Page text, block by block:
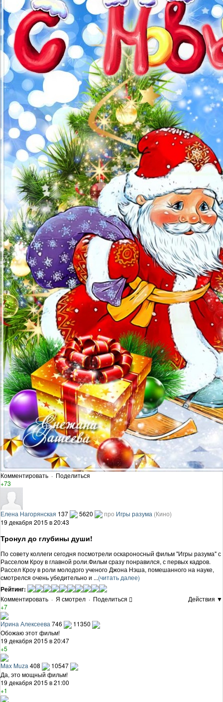
Комментировать · Поделиться
+73
Елена Нагорянская 137 5620 про Игры разума (Кино)
19 декабря 2015 в 20:43
Тронул до глубины души!
По совету коллеги сегодня посмотрели оскароносный фильм "Игры разума" с
Расселом Кроу в главной роли.Фильм сразу понравился, с первых кадров.
Рассел Кроу в роли молодого ученого Джона Нэша, помешанного на науке,
смотрелся очень убедительно и ...(читать далее)
Рейтинг:
Комментировать · Я смотрел · Поделиться
Действия ▼
+7
Ирина Алексеева 746
11350
Обожаю этот фильм!
19 декабря 2015 в 20:47
+5
Max Muza 408
10547
Да, это мощный фильм!
19 декабря 2015 в 21:00
+1